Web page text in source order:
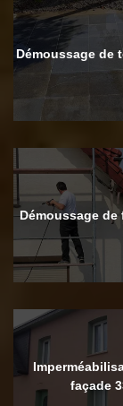
Démoussage de
Démoussage de
façade